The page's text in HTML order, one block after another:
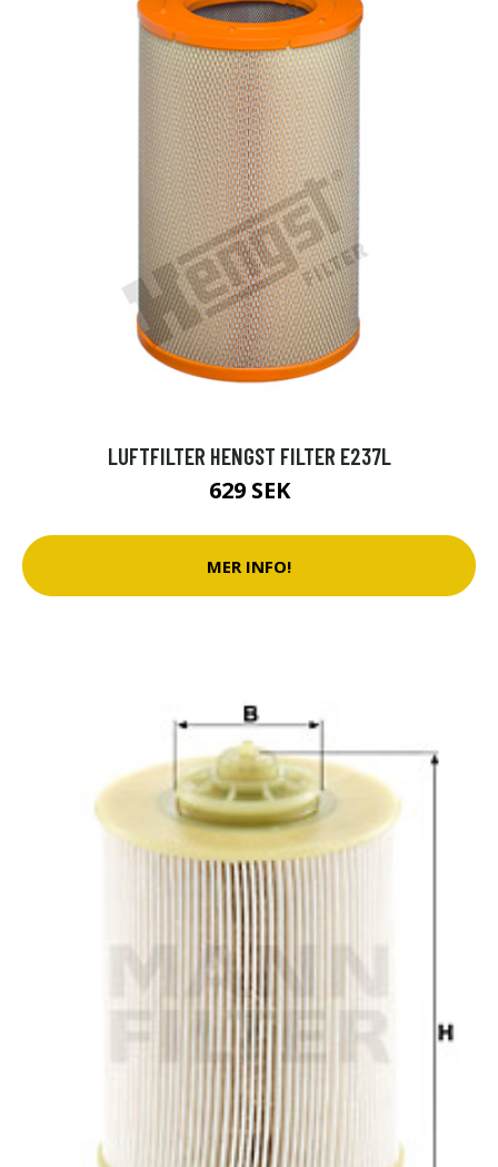
LUFTFILTER HENGST FILTER E237L
629 SEK
MER INFO!